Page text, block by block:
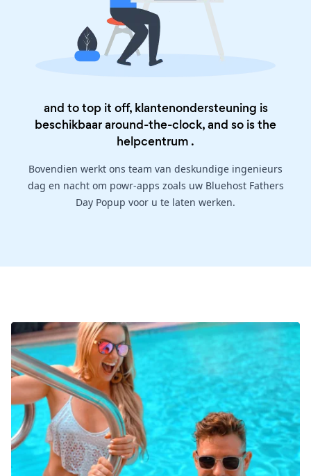
and to top it off, klantenondersteuning is
beschikbaar around-the-clock, and so is the
helpcentrum .
Bovendien werkt ons team van deskundige ingenieurs
dag en nacht om powr-apps zoals uw Bluehost Fathers
Day Popup voor u te laten werken.